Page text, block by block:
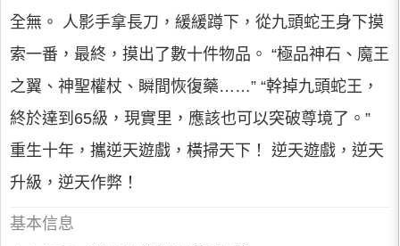
全無。 人影手拿長刀，緩緩蹲下，從九頭蛇王身下摸
索一番，最終，摸出了數十件物品。 “極品神石、魔王
之翼、神聖權杖、瞬間恢復藥……” “幹掉九頭蛇王，
終於達到65級，現實里，應該也可以突破尊境了。”
重生十年，攜逆天遊戲，橫掃天下！ 逆天遊戲，逆天
升級，逆天作弊！
基本信息